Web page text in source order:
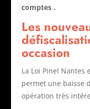
comptes .
Les
occasion
La Loi Pinel
permet une baisse
opération très